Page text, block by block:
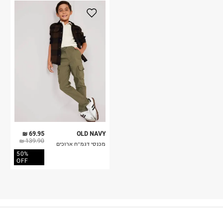
69.95 ₪
139.90 ₪
50%
OFF
OLD NAVY
מכנסי דגמ״ח ארוכים